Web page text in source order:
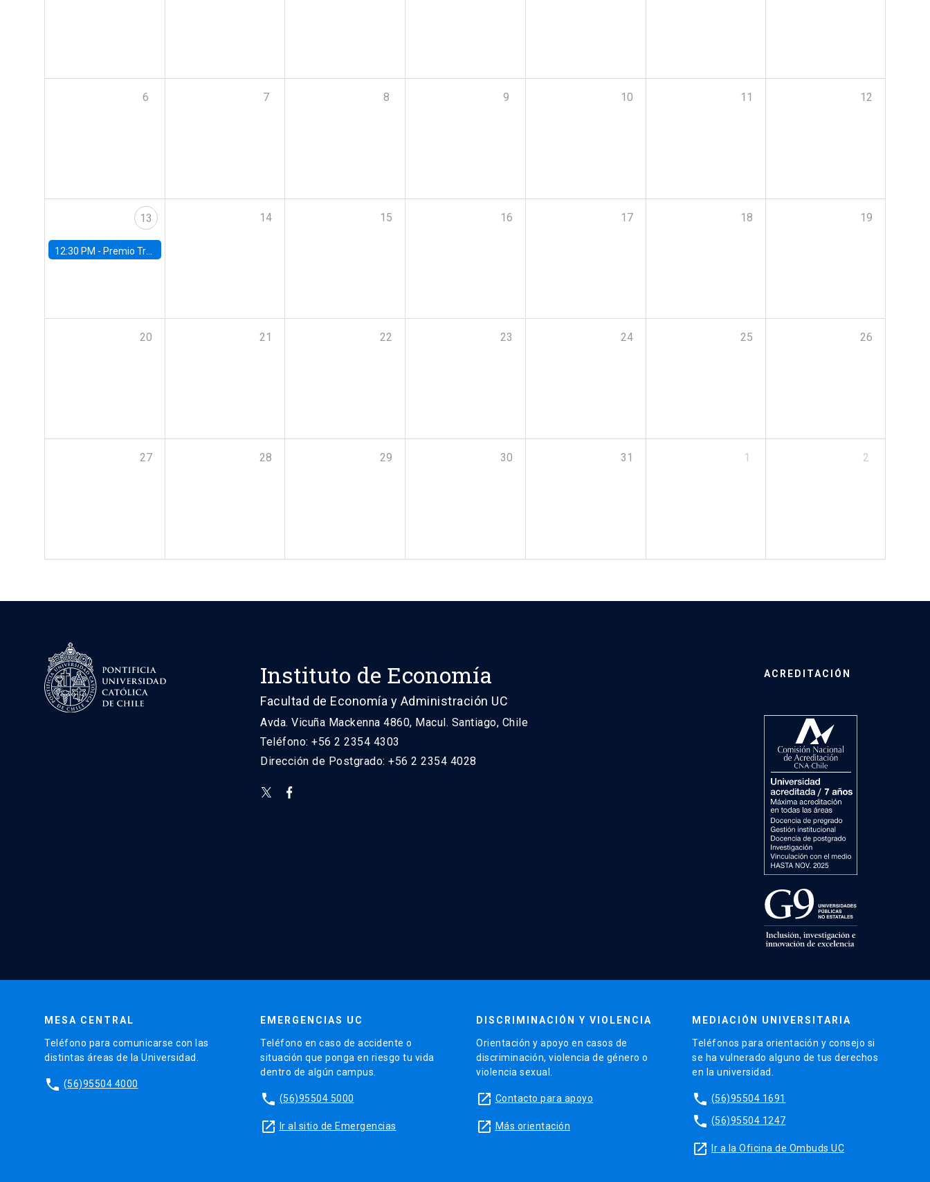
6 7 8 9 10 11 12
13
12:30 PM - Premio Trayectoria Ingeniería Comercial UC 2024
14 15 16 17 18 19
20 21 22 23 24 25 26
27 28 29 30 31 1 2
Instituto de Economía
Facultad de Economía y Administración UC
Avda. Vicuña Mackenna 4860, Macul. Santiago, Chile
Teléfono: +56 2 2354 4303
Dirección de Postgrado: +56 2 2354 4028
ACREDITACIÓN
MESA CENTRAL
Teléfono para comunicarse con las
distintas áreas de la Universidad.
phone (56)95504 4000
EMERGENCIAS UC
Teléfono en caso de accidente o
situación que ponga en riesgo tu vida
dentro de algún campus.
phone (56)95504 5000
launch Ir al sitio de Emergencias
DISCRIMINACIÓN Y VIOLENCIA
Orientación y apoyo en casos de
discriminación, violencia de género o
violencia sexual.
launch Contacto para apoyo
launch Más orientación
MEDIACIÓN UNIVERSITARIA
Teléfonos para orientación y consejo si
se ha vulnerado alguno de tus derechos
en la universidad.
phone (56)95504 1691
phone (56)95504 1247
launch Ir a la Oficina de Ombuds UC